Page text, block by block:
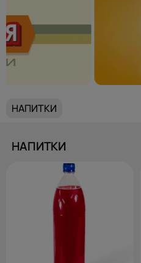
НАПИТКИ
НАПИТКИ